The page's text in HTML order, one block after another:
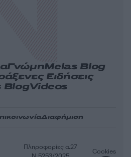
ΓνώμηMelas Blog
Ειδήσεις
BlogVideos
Διαφήμιση
Πληροφορίες α.27
Cookies